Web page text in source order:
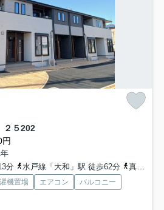
５202
分
水戸線「大和」駅 徒歩62分 真岡鉄道「折本」駅 徒歩84分
機置場 エアコン
バルコニー